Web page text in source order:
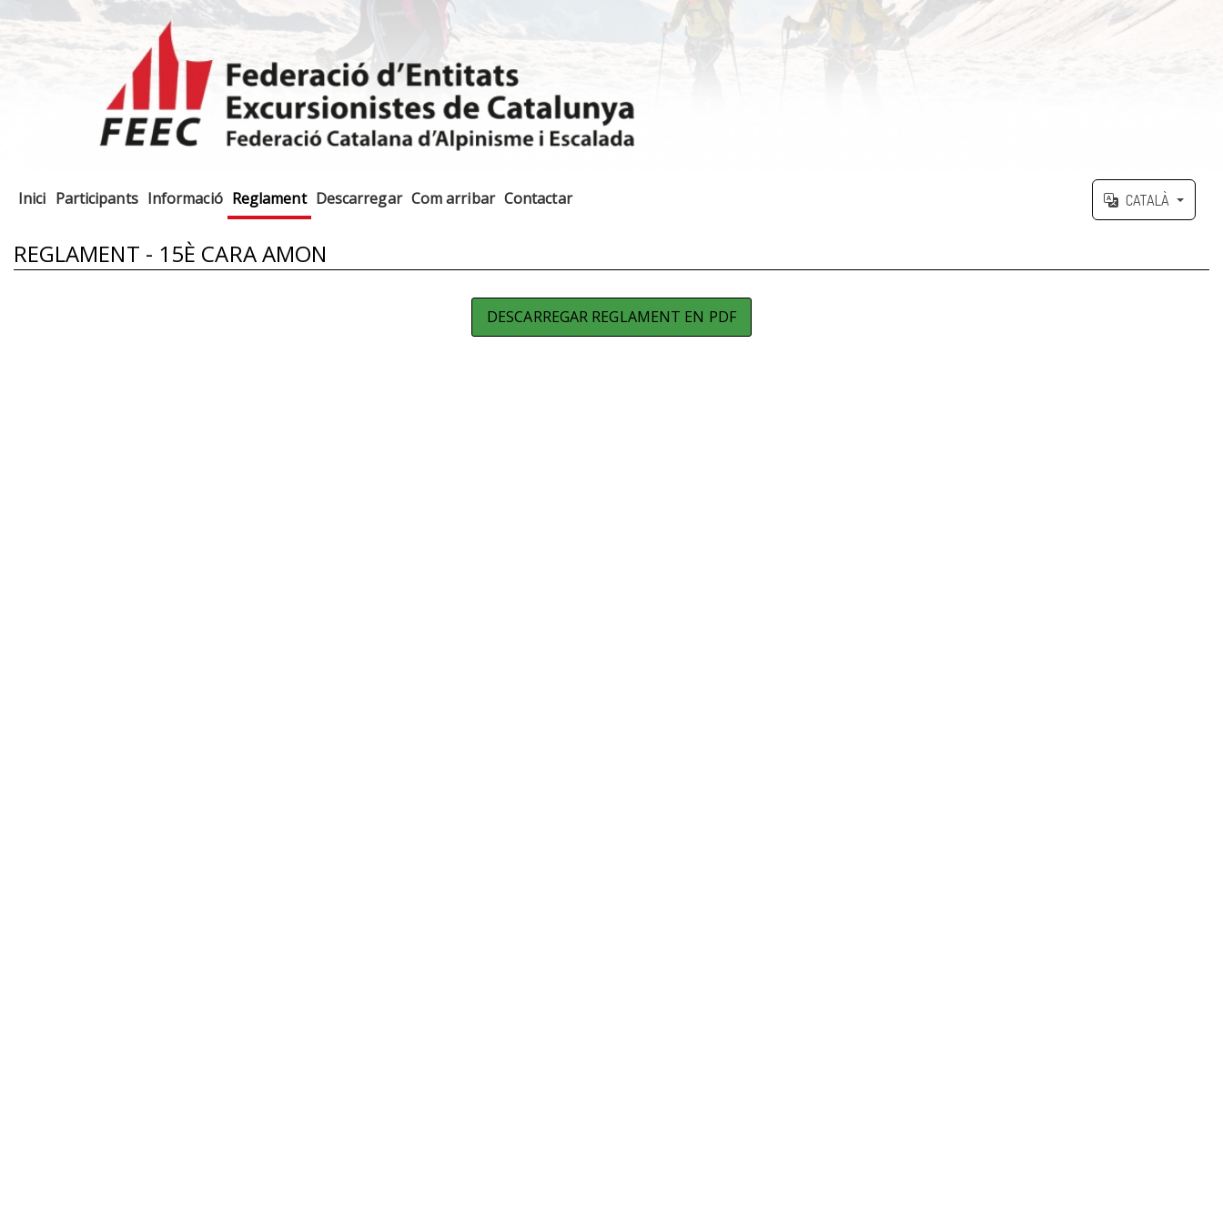
Inici Participants Informació Reglament Descarregar Com arribar Contactar CATALÀ
REGLAMENT - 15È CARA AMON
DESCARREGAR REGLAMENT EN PDF